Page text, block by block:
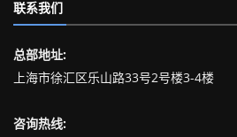
联系我们
总部地址:
上海市徐汇区乐山路33号2号楼3-4楼
咨询热线: